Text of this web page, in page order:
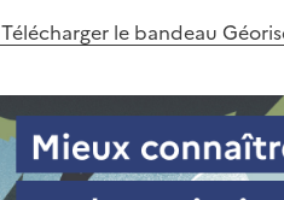
Télécharger le bandeau